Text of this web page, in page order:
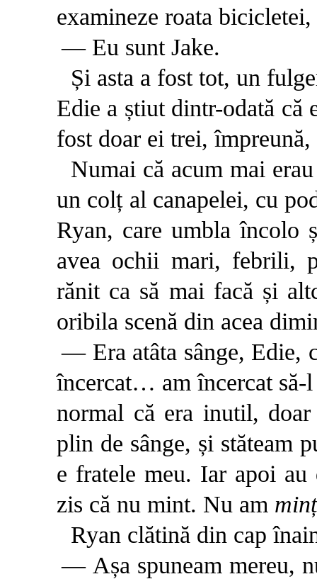
examineze roata
— Eu sunt Jake.
Și asta a fost tot, un
Edie a știut dintr-odată că
fost doar ei trei, împreună,
Numai că acum mai
un colț al canapelei, cu
Ryan, care umbla încolo
avea ochii mari, febrili,
rănit ca să mai facă și
oribila scenă din acea
— Era atâta sânge,
încercat… am încercat
normal că era inutil,
plin de sânge, și stăteam
e fratele meu. Iar apoi
zis că nu mint. Nu am
Ryan clătină din cap
— Așa spuneam mereu,